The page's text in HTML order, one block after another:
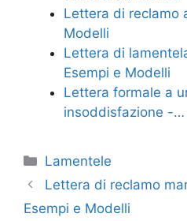
k
Lettera di reclamo
Modelli
Lettera di
Esempi e Modelli
Lettera formale a
insoddisfazione -…
Categorie
Lamentele
Lettera di reclamo
Esempi e Modelli